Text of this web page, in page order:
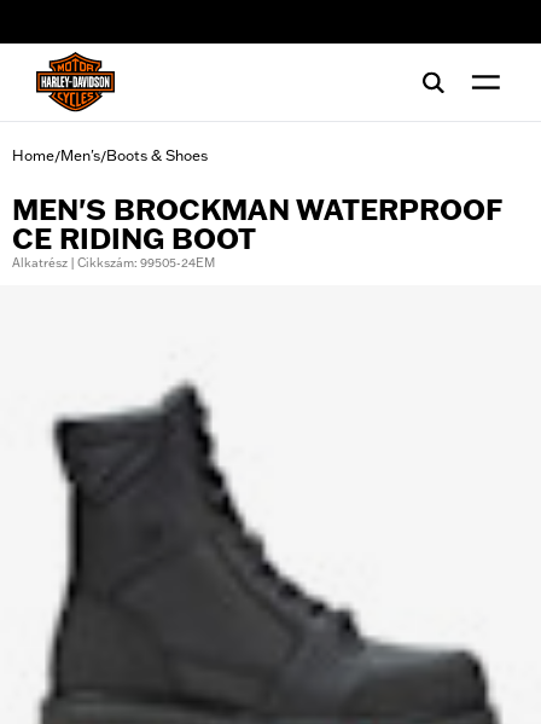
Home/Men's/Boots & Shoes
MEN'S BROCKMAN WATERPROOF
CE RIDING BOOT
Alkatrész | Cikkszám: 99505-24EM